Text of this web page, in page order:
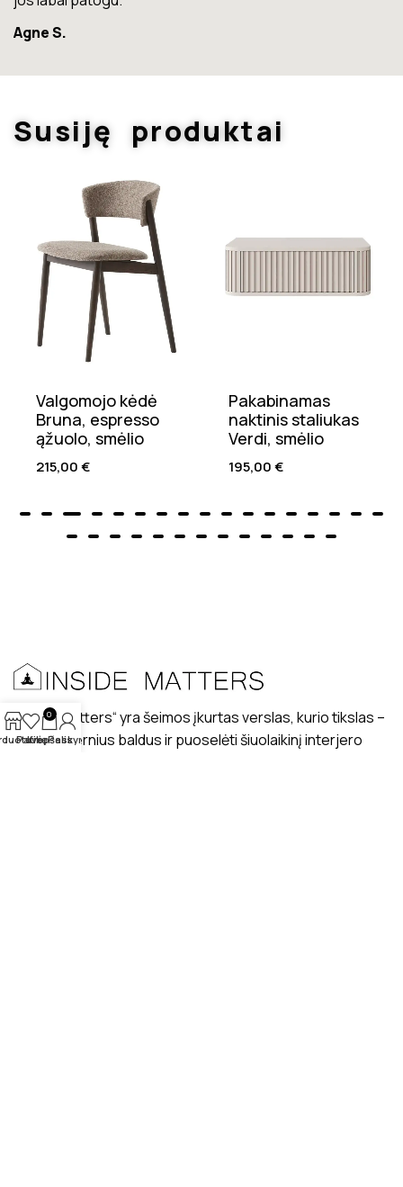
Susiję produktai
Valgomojo kėdė
Bruna, espresso
ąžuolo, smėlio
215,00€
Pakabinamas
naktinis staliukas
Verdi, smėlio
195,00€
„Inside matters“ yra šeimos įkurtas verslas, kurio tikslas –
kurti modernius baldus ir puoselėti šiuolaikinį interjero
Patikę
0
Krepšelis
Paskyra